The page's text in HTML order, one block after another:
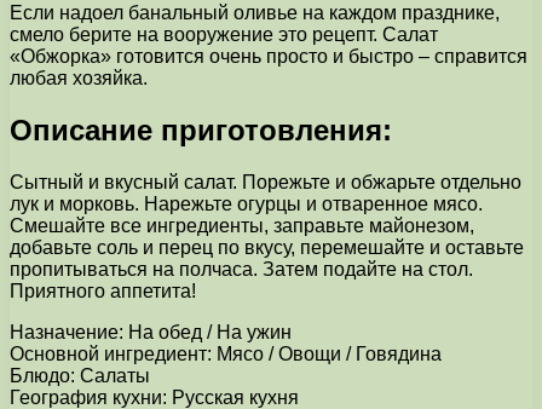
Если надоел банальный оливье на каждом празднике,
смело берите на вооружение это рецепт. Салат
«Обжорка» готовится очень просто и быстро – справится
любая хозяйка.
Описание приготовления:
Сытный и вкусный салат. Порежьте и обжарьте отдельно
лук и морковь. Нарежьте огурцы и отваренное мясо.
Смешайте все ингредиенты, заправьте майонезом,
добавьте соль и перец по вкусу, перемешайте и оставьте
пропитываться на полчаса. Затем подайте на стол.
Приятного аппетита!
Назначение: На обед / На ужин
Основной ингредиент: Мясо / Овощи / Говядина
Блюдо: Салаты
География кухни: Русская кухня